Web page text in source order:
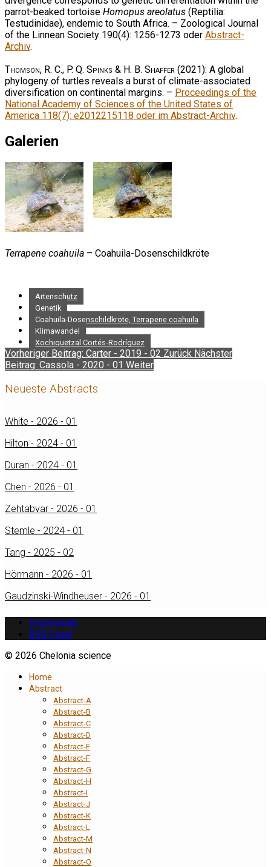
parrot-beaked tortoise Homopus areolatus (Reptilia:
Testudinidae), endemic to South Africa. – Zoological Journal
of the Linnean Society 190(4): 1256-1273 oder Abstract-
Archiv.
Thomson, R. C., P. Q. Spinks & H. B. Shaffer (2021): A global
phylogeny of turtles reveals a burst of climate-associated
diversification on continental margins. – Proceedings of the
National Academy of Sciences of the United States of
America 118(7): e2012215118 oder im Abstract-Archiv.
Galerien
Terrapene coahuila – Coahuila-Dosenschildkröte
Artenschutz
Genetik
Coahuila-Dosenschildkröte, Terrapene coahuila
Klimawandel
Xochiquetzal Cortés-Rodríguez
Vorheriger Beitrag: Carter - 2019 - 02 Zurück Nächster
Beitrag: Cassola - 2020 - 01 Weiter
Neueste Abstracts
White - 2026 - 01
Hilton - 2024 - 01
Duran - 2024 - 01
Chen - 2026 - 01
Zehtabvar - 2026 - 01
Stemle - 2024 - 01
Tang - 2025 - 02
Hörmann - 2026 - 01
Gaudzinski-Windheuser - 2026 - 01
Impressum
RSS Feed
© 2026 Chelonia science
Home
Abstract
Abstract-A
Abstract-B
Abstract-C
Abstract-D
Abstract-E
Abstract-F
Abstract-G
Abstract-H
Abstract-I
Abstract-J
Abstract-K
Abstract-L
Abstract-M
Abstract-N
Abstract-O